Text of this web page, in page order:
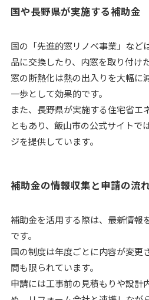
国や長野県が実施する補助金
国の「先進的窓リノベ事業」など
品に交換したり、内窓を取り付け
窓の断熱化は熱の出入りを大幅に
一歩として効果的です。
また、長野県が実施する住宅省エ
ともあり、飯山市の公式サイトで
ジを提供しています。
補助金の情報収集と申請の流
補助金を活用する際は、最新情報
です。
国の制度は年度ごとに内容が変更
間も限られています。
申請には工事前の見積もりや設計